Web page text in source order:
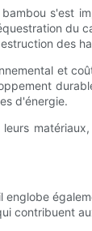
s'est
du
des
et
d'énergie.
contribuent